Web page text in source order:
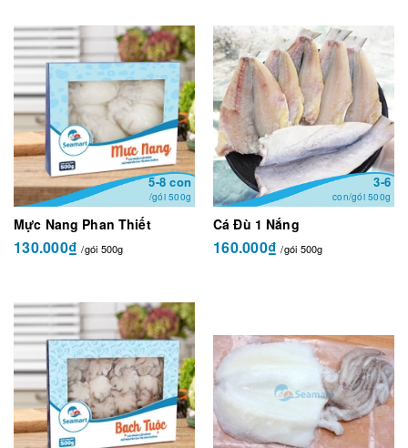
5-8 con
/gói 500g
Mực Nang Phan Thiết
130.000₫/gói 500g
3-6
con/gói 500g
Cá Đù 1 Nắng
160.000₫/gói 500g